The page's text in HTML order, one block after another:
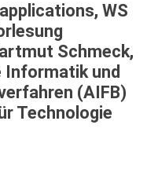
WS
Schmeck,
Informatik und
(AIFB)
Technologie